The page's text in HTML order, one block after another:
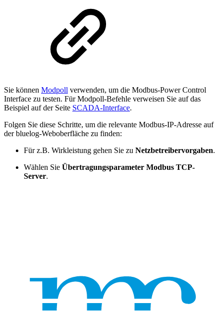
Sie können Modpoll verwenden, um die Modbus-Power Control
Interface zu testen. Für Modpoll-Befehle verweisen Sie auf das
Beispiel auf der Seite SCADA-Interface.
Folgen Sie diese Schritte, um die relevante Modbus-IP-Adresse auf
der bluelog-Weboberfläche zu finden:
Für z.B. Wirkleistung gehen Sie zu Netzbetreibervorgaben.
Wählen Sie Übertragungsparameter Modbus TCP-
Server.